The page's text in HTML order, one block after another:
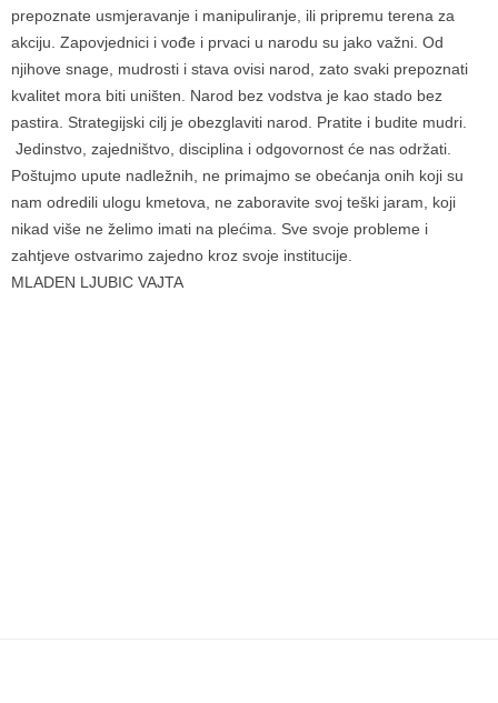
prepoznate usmjeravanje i manipuliranje, ili pripremu terena za
akciju. Zapovjednici i vođe i prvaci u narodu su jako važni. Od
njihove snage, mudrosti i stava ovisi narod, zato svaki prepoznati
kvalitet mora biti uništen. Narod bez vodstva je kao stado bez
pastira. Strategijski cilj je obezglaviti narod. Pratite i budite mudri.
Jedinstvo, zajedništvo, disciplina i odgovornost će nas održati.
Poštujmo upute nadležnih, ne primajmo se obećanja onih koji su
nam odredili ulogu kmetova, ne zaboravite svoj teški jaram, koji
nikad više ne želimo imati na plećima. Sve svoje probleme i
zahtjeve ostvarimo zajedno kroz svoje institucije.
MLADEN LJUBIC VAJTA